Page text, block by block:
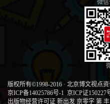
微
版权所有©1998-2016 · 北京博文视点资
京ICP备14025786号-1 京ICP证150227
出版物经营许可证 新出发 京零字 第 丰